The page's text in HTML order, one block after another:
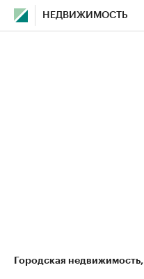
НЕДВИЖИМОСТЬ
Городская недвижимость⁠,